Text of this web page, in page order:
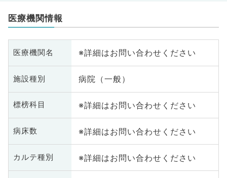
医療機関情報
医療機関名 ※詳細はお問い合わせください
施設種別 病院（一般）
標榜科目 ※詳細はお問い合わせください
病床数 ※詳細はお問い合わせください
カルテ種別 ※詳細はお問い合わせください